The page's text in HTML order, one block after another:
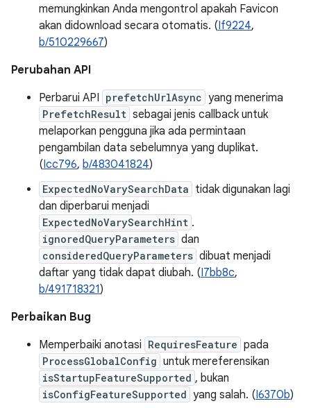
memungkinkan Anda mengontrol apakah Favicon
akan didownload secara otomatis. (If9224,
b/510229667)
Perubahan API
Perbarui API prefetchUrlAsync yang menerima
PrefetchResult sebagai jenis callback untuk
melaporkan pengguna jika ada permintaan
pengambilan data sebelumnya yang duplikat.
(Icc796, b/483041824)
ExpectedNoVarySearchData tidak digunakan lagi
dan diperbarui menjadi
ExpectedNoVarySearchHint .
ignoredQueryParameters dan
consideredQueryParameters dibuat menjadi
daftar yang tidak dapat diubah. (I7bb8c,
b/491718321)
Perbaikan Bug
Memperbaiki anotasi RequiresFeature pada
ProcessGlobalConfig untuk mereferensikan
isStartupFeatureSupported , bukan
isConfigFeatureSupported yang salah. (I6370b)